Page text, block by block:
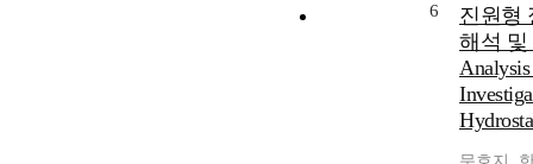
6
진원형
해석 및